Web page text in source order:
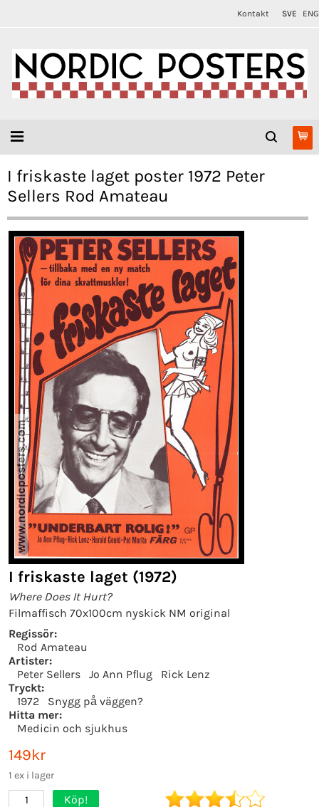
Kontakt SVE ENG
I friskaste laget poster 1972 Peter
Sellers Rod Amateau
I friskaste laget (1972)
Where Does It Hurt?
Filmaffisch 70x100cm nyskick NM original
Regissör:
Rod Amateau
Artister:
Peter Sellers
Jo Ann Pflug
Rick Lenz
Tryckt:
1972
Snygg på väggen?
Hitta mer:
Medicin och sjukhus
149kr
1 ex i lager
1 Köp!